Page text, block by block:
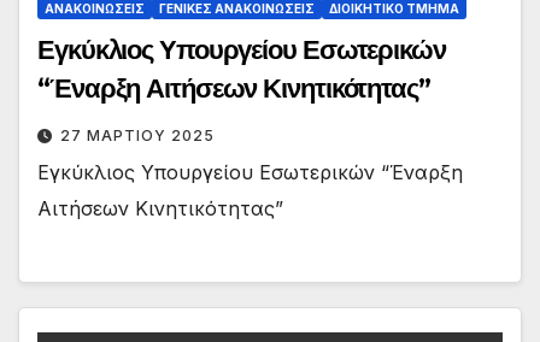
ΑΝΑΚΟΙΝΏΣΕΙΣ ΓΕΝΙΚΈΣ ΑΝΑΚΟΙΝΏΣΕΙΣ ΔΙΟΙΚΗΤΙΚΌ ΤΜΉΜΑ
Εγκύκλιος Υπουργείου Εσωτερικών
“Έναρξη Αιτήσεων Κινητικότητας”
27 ΜΑΡΤΊΟΥ 2025
Εγκύκλιος Υπουργείου Εσωτερικών “Έναρξη
Αιτήσεων Κινητικότητας”